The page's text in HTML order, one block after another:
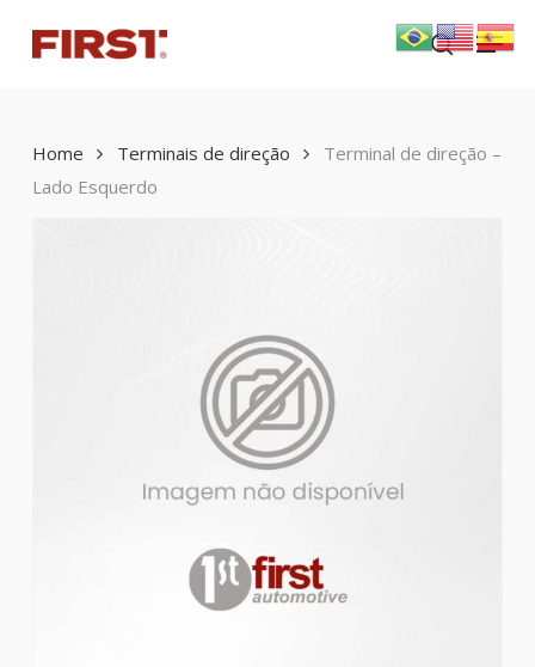
main
search
Menu
Home Terminais de direção
Terminal de direção –
Lado Esquerdo